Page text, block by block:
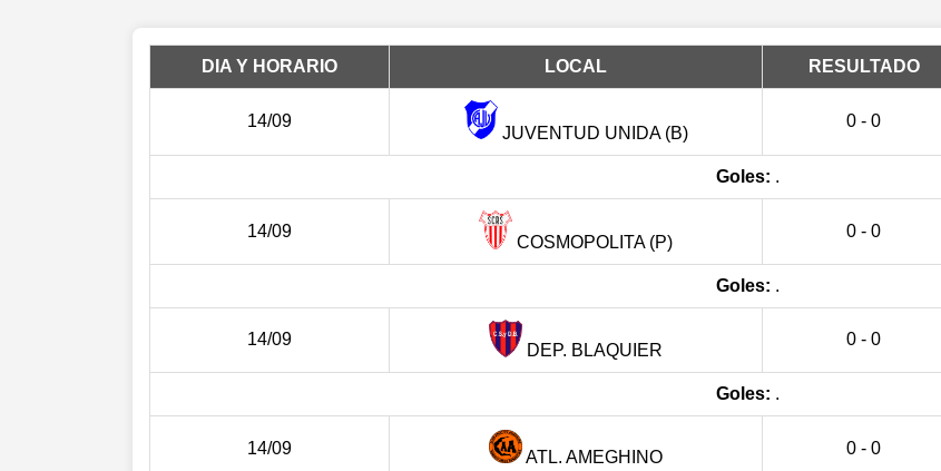
DIA Y HORARIO LOCAL RESULTADO
14/09
JUVENTUD UNIDA (B)
0 - 0
Goles: .
14/09
COSMOPOLITA (P)
0 - 0
Goles: .
14/09
DEP. BLAQUIER
0 - 0
Goles: .
14/09 ATL. AMEGHINO 0 - 0